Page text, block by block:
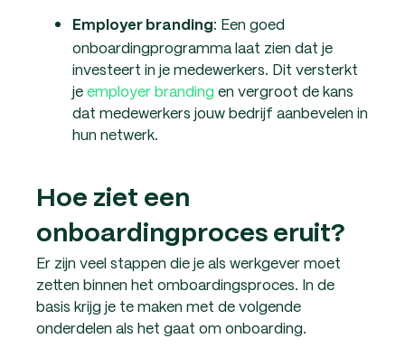
Employer branding: Een goed
onboardingprogramma laat zien dat je
investeert in je medewerkers. Dit versterkt
jeemployer branding en vergroot de kans
dat medewerkers jouw bedrijf aanbevelen in
hun netwerk.
Hoe ziet een
onboardingproces eruit?
Er zijn veel stappen die je als werkgever moet
zetten binnen het omboardingsproces. In de
basis krijg je te maken met de volgende
onderdelen als het gaat om onboarding.